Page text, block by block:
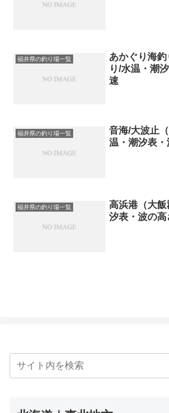
福井県の釣り場一覧
あかぐり海
り/水温・潮
速
福井県の釣り場一覧
音海/大波止
温・潮汐表
福井県の釣り場一覧
高浜港（大飯
汐表・波の高